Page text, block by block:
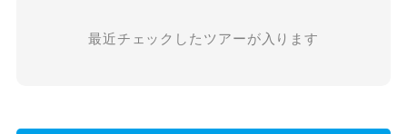
最近チェックしたツアーが入ります